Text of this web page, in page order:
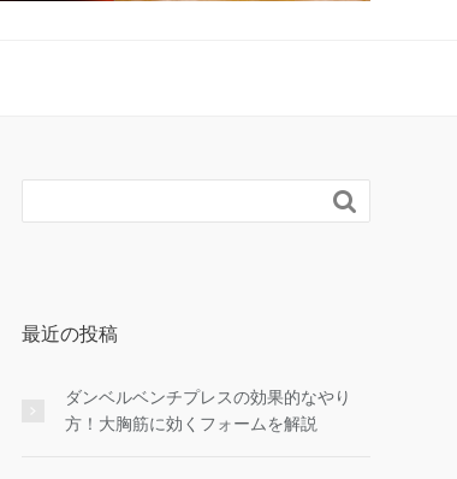

最近の投稿
ダンベルベンチプレスの効果的なやり
方！大胸筋に効くフォームを解説